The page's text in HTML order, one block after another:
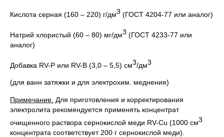
Кислота серная (160 – 220) г/дм3 (ГОСТ 4204-77 или аналог)
Натрий хлористый (60 – 80) мг/дм3 (ГОСТ 4233-77 или
аналог)
Добавка RV-P или RV-B (3,0 – 5,5) см3/дм3
(для ванн затяжки и для электрохим. меднения)
Примечание. Для приготовления и корректирования
электролита рекомендуется применять концентрат
очищенного раствора сернокислой меди RV-Cu (1000 см3
концентрата соответствует 200 г сернокислой меди).